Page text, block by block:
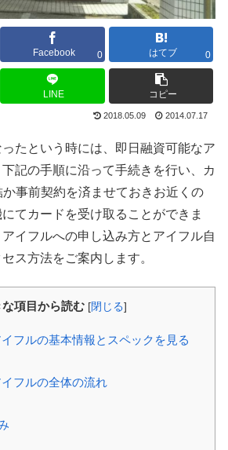
Facebook 0 はてブ 0
LINE コピー
2018.05.09 2014.07.17
たという時には、即日融資可能なア
記の手順に沿って手続きを行い、カ
事前契約を済ませておきお近くの
てカードを受け取ることができま
イフルへの申し込み方とアイフル自
ス方法をご案内します。
項目から読む [閉じる]
フルの基本情報とスペックを見る
フルの全体の流れ